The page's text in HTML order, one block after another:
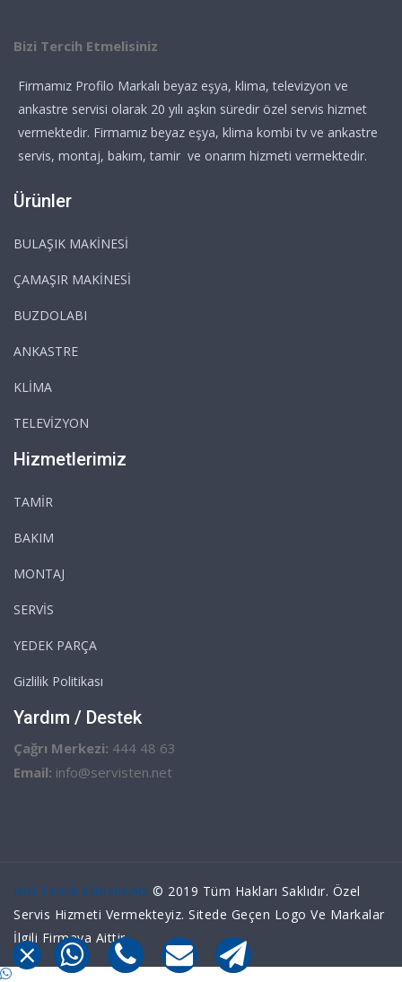
Bizi Tercih Etmelisiniz
Firmamız Profilo Markalı beyaz eşya, klima, televizyon ve
ankastre servisi olarak 20 yılı aşkın süredir özel servis hizmet
vermektedir. Firmamız beyaz eşya, klima kombi tv ve ankastre
servis, montaj, bakım, tamir ve onarım hizmeti vermektedir.
Ürünler
BULAŞIK MAKİNESİ
ÇAMAŞIR MAKİNESİ
BUZDOLABI
ANKASTRE
KLİMA
TELEVİZYON
Hizmetlerimiz
TAMİR
BAKIM
MONTAJ
SERVİS
YEDEK PARÇA
Gizlilik Politikası
Yardım / Destek
Çağrı Merkezi: 444 48 63
Email: info@servisten.net
Bizi Tercih Etmelisiniz © 2019 Tüm Hakları Saklıdır. Özel
Servis Hizmeti Vermekteyiz. Sitede Geçen Logo Ve Markalar
İlgili Firmaya Aittir.